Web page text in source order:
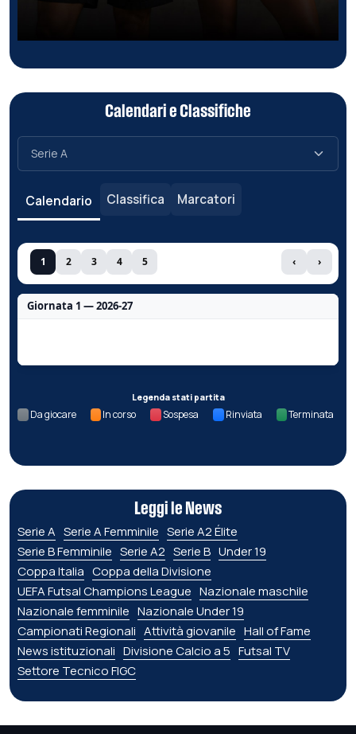
Calendari e Classifiche
Calendario Classifica Marcatori
1 2 3 4 5 ‹ ›
Giornata 1 — 2026-27
Legenda stati partita
Da giocare In corso Sospesa Rinviata Terminata
Leggi le News
Serie A Serie A Femminile Serie A2 Élite
Serie B Femminile Serie A2 Serie B Under 19
Coppa Italia Coppa della Divisione
UEFA Futsal Champions League Nazionale maschile
Nazionale femminile Nazionale Under 19
Campionati Regionali Attività giovanile Hall of Fame
News istituzionali Divisione Calcio a 5 Futsal TV
Settore Tecnico FIGC